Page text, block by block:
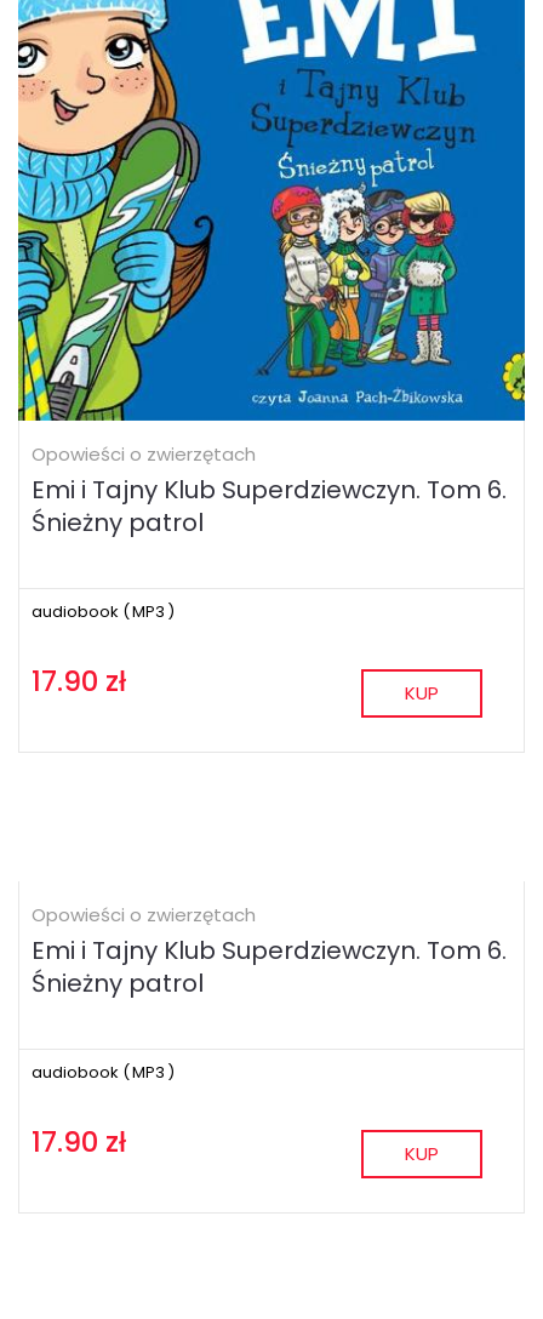
Opowieści o zwierzętach
Emi i Tajny Klub Superdziewczyn. Tom 6.
Śnieżny patrol
audiobook (MP3 )
17.90 zł KUP
Opowieści o zwierzętach
Emi i Tajny Klub Superdziewczyn. Tom 6.
Śnieżny patrol
audiobook (MP3 )
17.90 zł KUP